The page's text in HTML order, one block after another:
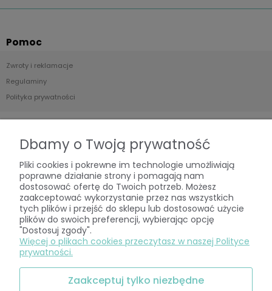
Pomoc
Zwroty i reklamacje
Regulaminy
Polityka prywatności
Twoje zamówienia
Ustawienia konta
Przechowalnia
Płatności i dostawa
Formy płatności
Czas i koszt realizacji zamówienia
Dbamy o Twoją prywatność
Pliki cookies i pokrewne im technologie umożliwiają
poprawne działanie strony i pomagają nam
dostosować ofertę do Twoich potrzeb. Możesz
zaakceptować wykorzystanie przez nas wszystkich
tych plików i przejść do sklepu lub dostosować użycie
plików do swoich preferencji, wybierając opcję
"Dostosuj zgody".
Więcej o plikach cookies przeczytasz w naszej Polityce
prywatności.
Zaakceptuj tylko niezbędne